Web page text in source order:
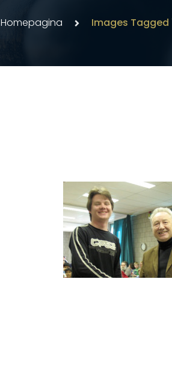
Homepagina Images